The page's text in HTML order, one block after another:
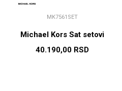
MK7561SET
Michael Kors Sat setovi
40.190,00 RSD